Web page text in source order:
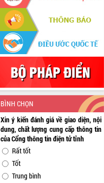
BÌNH CHỌN
Xin ý kiến đánh giá về giao diện, nội
dung, chất lượng cung cấp thông tin
của Cổng thông tin điện tử tỉnh
Rất tốt
Tốt
Trung bình